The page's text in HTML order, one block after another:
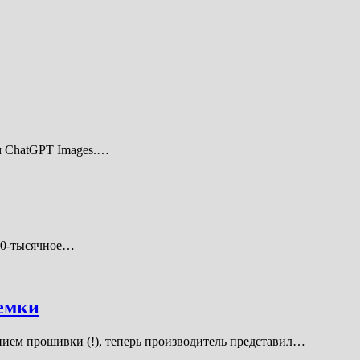
ChatGPT Images.…
тысячное…
прошивки (!), теперь производитель представил…